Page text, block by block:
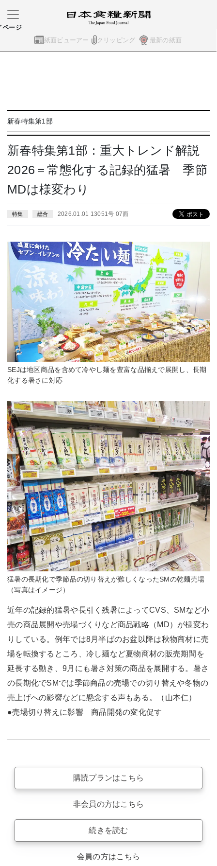
紙面ビューアー クリッピング 最新の紙面
ページ
新春特集第1部
新春特集第1部：重大トレンド解説
2026＝常態化する記録的猛暑 季節
MDは様変わり
特集 総合 2026.01.01 13051号 07面
SEJは地区商品を含めて冷やし麺を豊富な品揃えで展開し、長期
化する暑さに対応
猛暑の長期化で季節品の切り替えが難しくなったSMの乾麺売場
（写真はイメージ）
近年の記録的猛暑や長引く残暑によってCVS、SMなど小
売の商品展開や売場づくりなど商品戦略（MD）が様変わ
りしている。例年では8月半ばのお盆以降は秋物商材に売
場を転換するところ、冷し麺など夏物商材の販売期間を
延長する動き、9月にも暑さ対策の商品を展開する。暑さ
の長期化でSMでは季節商品の売場での切り替えや冬物の
売上げへの影響などに懸念する声もある。（山本仁）
●売場切り替えに影響 商品開発の変化促す
購読プランはこちら
非会員の方はこちら
続きを読む
会員の方はこちら